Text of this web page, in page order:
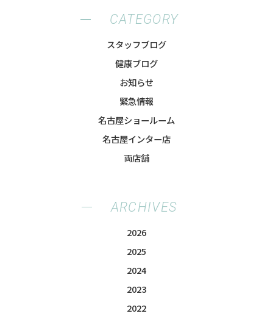
CATEGORY
スタッフブログ
健康ブログ
お知らせ
緊急情報
名古屋ショールーム
名古屋インター店
両店舗
ARCHIVES
2026
2025
2024
2023
2022